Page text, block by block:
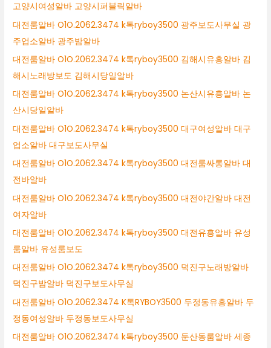
고양시여성알바 고양시퍼블릭알바
대전룸알바 O1O.2062.3474 k톡ryboy3500 광주보도사무실 광
주업소알바 광주밤알바
대전룸알바 O1O.2062.3474 k톡ryboy3500 김해시유흥알바 김
해시노래방보도 김해시당일알바
대전룸알바 O1O.2062.3474 k톡ryboy3500 논산시유흥알바 논
산시당일알바
대전룸알바 O1O.2062.3474 k톡ryboy3500 대구여성알바 대구
업소알바 대구보도사무실
대전룸알바 O1O.2062.3474 k톡ryboy3500 대전룸싸롱알바 대
전바알바
대전룸알바 O1O.2062.3474 k톡ryboy3500 대전야간알바 대전
여자알바
대전룸알바 O1O.2062.3474 k톡ryboy3500 대전유흥알바 유성
룸알바 유성룸보도
대전룸알바 O1O.2062.3474 k톡ryboy3500 덕진구노래방알바
덕진구밤알바 덕진구보도사무실
대전룸알바 O1O.2062.3474 K톡RYBOY3500 두정동유흥알바 두
정동여성알바 두정동보도사무실
대전룸알바 O1O.2062.3474 k톡ryboy3500 둔산동룸알바 세종